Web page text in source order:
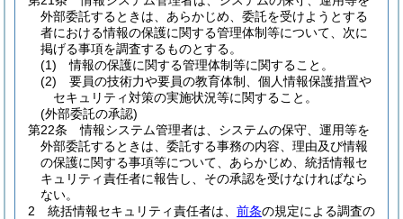
外部委託するときは、あらかじめ、委託を受けようとする
者における情報の保護に関する管理体制等について、次に
掲げる事項を調査するものとする。
(1)
情報の保護に関する管理体制等に関すること。
(2)
要員の技術力や要員の教育体制、個人情報保護措置や
セキュリティ対策の実施状況等に関すること。
(外部委託の承認)
第22条
情報システム管理者は、システムの保守、運用等を
外部委託するときは、委託する事務の内容、理由及び情報
の保護に関する事項等について、あらかじめ、統括情報セ
キュリティ責任者に報告し、その承認を受けなければなら
ない。
2
統括情報セキュリティ責任者は、 前条の規定による調査の